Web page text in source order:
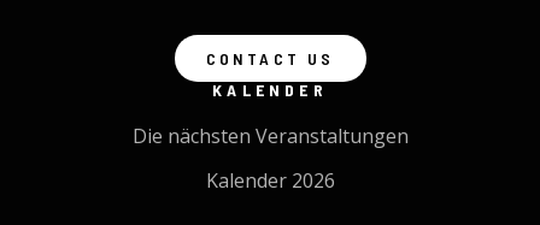
CONTACT US
KALENDER
Die nächsten Veranstaltungen
Kalender 2026